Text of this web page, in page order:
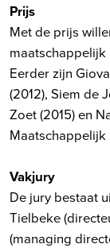
Prijs
Met de prijs
Eerder zijn
(2012), Siem de
Zoet (2015) en
Maatschappelijk
Vakjury
De jury bestaat
Tielbeke
(managing